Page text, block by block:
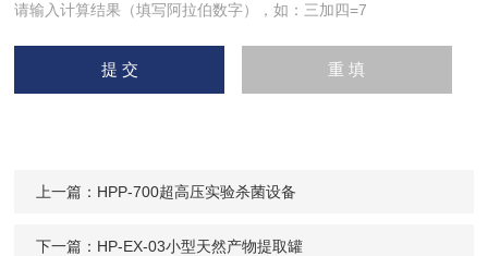
请输入计算结果（填写阿拉伯数字），如：三加四=7
上一篇： HPP-700超高压实验杀菌设备
下一篇： HP-EX-03小型天然产物提取罐